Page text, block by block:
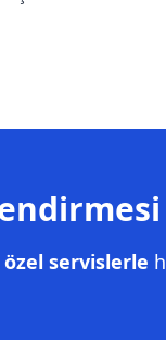
özel servislerle